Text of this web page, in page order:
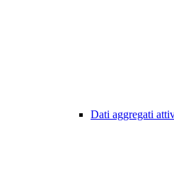
Dati aggregati